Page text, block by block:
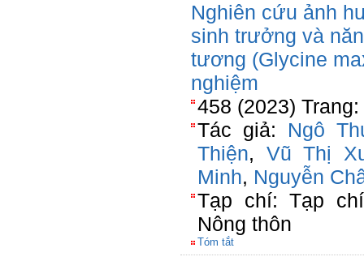
Nghiên cứu ảnh
sinh trưởng và
tương (Glycine
nghiệm
458 (2023) Trang:
Tác giả: Ngô
Thiện, Vũ Thị
Minh, Nguyễn
Tạp chí: Tạp
Nông thôn
Tóm tắt